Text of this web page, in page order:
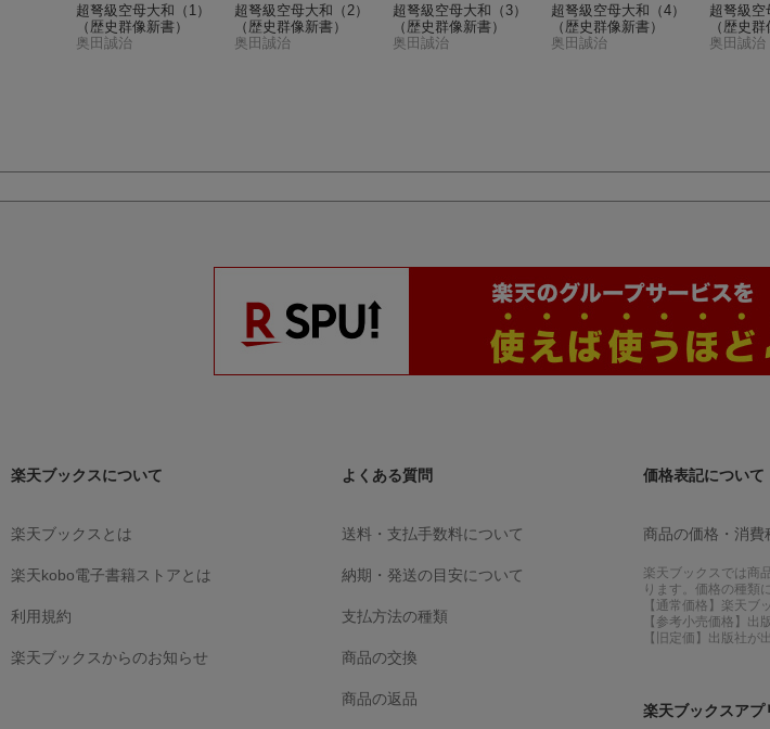
超弩級空母大和（1）
（歴史群像新書）
奥田誠治
超弩級空母大和（2）
（歴史群像新書）
奥田誠治
超弩級空母大和（3）
（歴史群像新書）
奥田誠治
超弩級空母大和（4）
（歴史群像新書）
奥田誠治
超弩級空
（歴史群
奥田誠治
楽天ブックスについて
楽天ブックスとは
楽天kobo電子書籍ストアとは
利用規約
楽天ブックスからのお知らせ
よくある質問
送料・支払手数料について
納期・発送の目安について
支払方法の種類
商品の交換
商品の返品
価格表記について
商品の価格・消費
楽天ブックスでは商
ります。価格の種類
【通常価格】楽天ブ
【参考小売価格】出
【旧定価】出版社が
楽天ブックスアプ